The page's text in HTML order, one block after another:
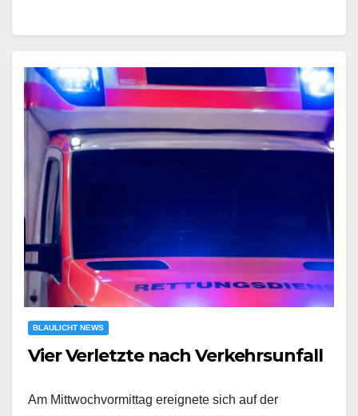
BLAULICHT NEWS
Vier Verletzte nach Verkehrsunfall
Am Mittwochvormittag ereignete sich auf der